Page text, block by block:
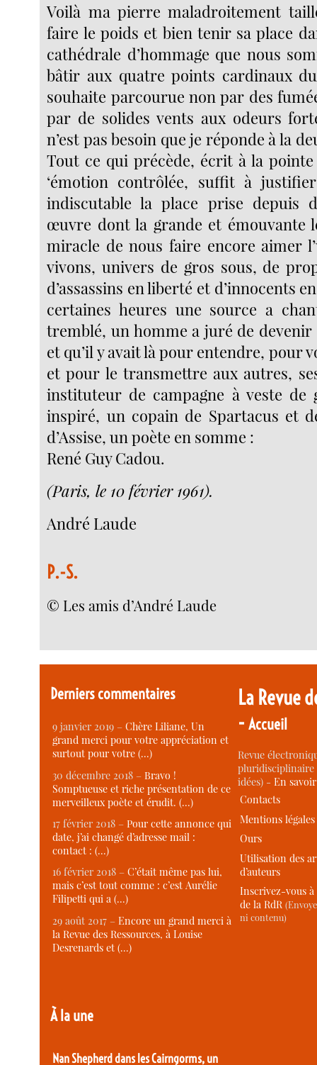
Voilà ma pierre maladroitement
faire le poids et bien tenir sa place
cathédrale d’hommage que nous
bâtir aux quatre points cardinaux
souhaite parcourue non par des
par de solides vents aux odeurs
n’est pas besoin que je réponde à la
Tout ce qui précède, écrit à la
‘émotion contrôlée, suffit à
indiscutable la place prise depuis
œuvre dont la grande et émouvante
miracle de nous faire encore aimer
vivons, univers de gros sous, de
d’assassins en liberté et d’innocents
certaines heures une source a
tremblé, un homme a juré de
et qu’il y avait là pour entendre, pour
et pour le transmettre aux autres,
instituteur de campagne à veste de
inspiré, un copain de Spartacus et
d’Assise, un poète en somme :
René Guy Cadou.
(Paris, le 10 février 1961).
André Laude
P.-S.
© Les amis d’André Laude
Derniers commentaires
9 janvier 2019 –Chère Liliane, Un
grand merci pour votre appréciation et
surtout pour votre (…)
30 décembre 2018 –Bravo !
Somptueuse et riche présentation de ce
merveilleux poète et érudit. (…)
17 février 2018 –Pour cette annonce qui
date, j’ai changé d’adresse mail :
contact : (…)
16 février 2018 –C’était même pas lui,
mais c’est tout comme : c’est Aurélie
Filipetti qui a (…)
29 août 2017 –Encore un grand merci à
la Revue des Ressources, à Louise
Desrenards et (…)
À la une
Nan Shepherd dans les Cairngorms, un
La Revue
-Accueil
Revue
idées) -En
Contacts
Mentions légales
Ours
Utilisation des
d’auteurs
Inscrivez-vous
de la RdR
ni contenu)